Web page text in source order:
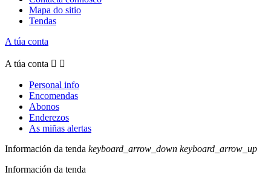
Mapa do sitio
Tendas
A túa conta
A túa conta  
Personal info
Encomendas
Abonos
Enderezos
As miñas alertas
Información da tenda keyboard_arrow_down keyboard_arrow_up
Información da tenda